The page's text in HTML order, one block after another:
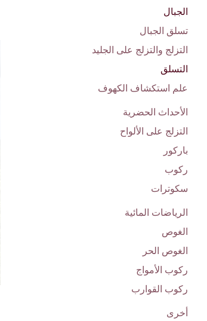
الجبال
تسلق الجبال
التزلج والتزلج على الجليد
التسلق
علم استكشاف الكهوف
الأحداث الحضرية
التزلج على الألواح
باركور
ركوب
سكوترات
الرياضات المائية
الغوص
الغوص الحر
ركوب الأمواج
ركوب القوارب
أخرى